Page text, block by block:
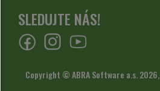
SLEDUJTE NÁS!
Copyright © ABRA Software a.s. 2026,